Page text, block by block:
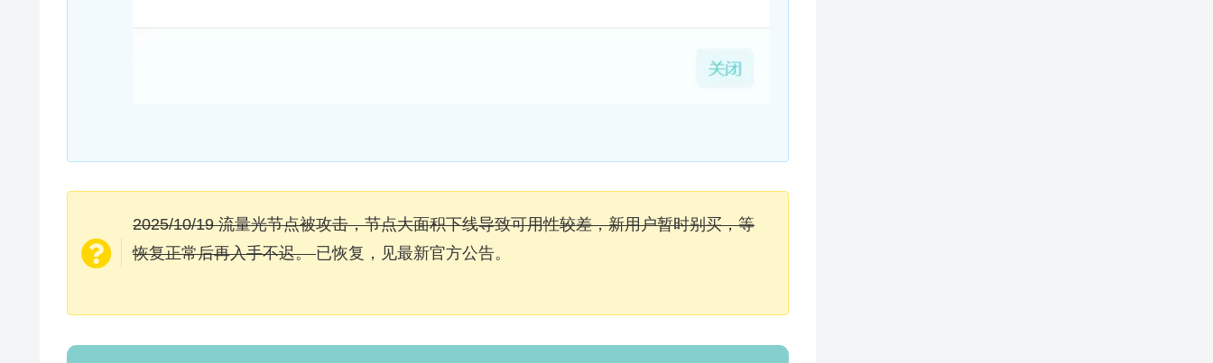
2025/10/19 流量光节点被攻击，节点大面积下线导致可用性较差，新用户暂时别买，等
恢复正常后再入手不迟。已恢复，见最新官方公告。